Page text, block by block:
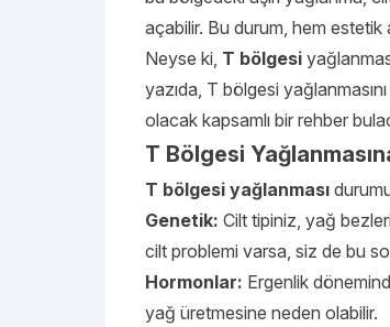
açabilir. Bu durum, hem
Neyse ki, T bölgesi
yazıda, T bölgesi
olacak kapsamlı bir rehber
T Bölgesi
T bölgesi yağlanması
Genetik: Cilt tipiniz, yağ
cilt problemi varsa, siz de bu
Hormonlar: Ergenlik
yağ üretmesine neden olabilir.